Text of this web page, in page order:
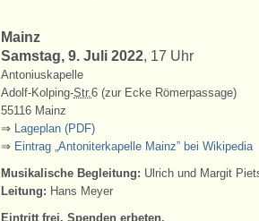
Mainz
Samstag, 9. Juli 2022, 17 Uhr
Antoniuskapelle
Adolf-Kolping-Str.6 (zur Ecke Römerpassage)
55116 Mainz
⇒ Lageplan (PDF)
⇒ Eintrag „Antoniterkapelle Mainz” bei Wikipedia
Musikalische Begleitung: Ulrich und Margit
Leitung: Hans Meyer
Eintritt frei. Spenden erbeten.